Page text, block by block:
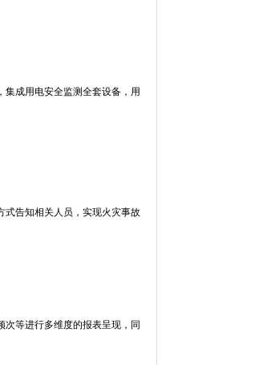
成用电安全监测全套设备，用
告知相关人员，实现火灾事故
等进行多维度的报表呈现，同